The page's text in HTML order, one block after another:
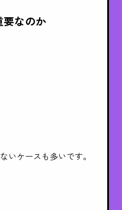
なのか
いケースも多いです。